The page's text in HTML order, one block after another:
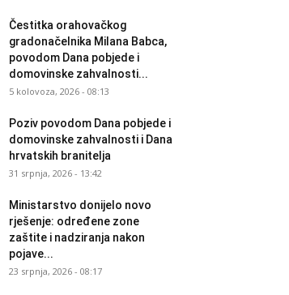
Čestitka orahovačkog
gradonačelnika Milana Babca,
povodom Dana pobjede i
domovinske zahvalnosti...
5 kolovoza, 2026 - 08:13
Poziv povodom Dana pobjede i
domovinske zahvalnosti i Dana
hrvatskih branitelja
31 srpnja, 2026 - 13:42
Ministarstvo donijelo novo
rješenje: određene zone
zaštite i nadziranja nakon
pojave...
23 srpnja, 2026 - 08:17